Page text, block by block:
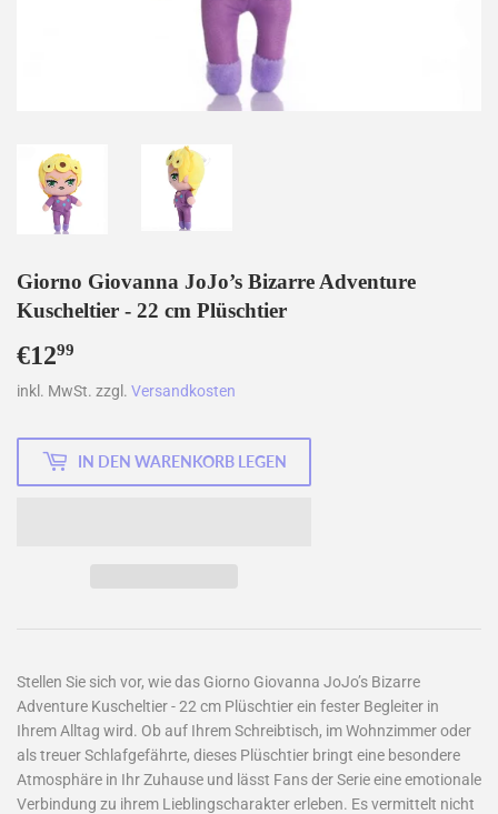
Giorno Giovanna JoJo’s Bizarre Adventure
Kuscheltier - 22 cm Plüschtier
€1299
inkl. MwSt. zzgl. Versandkosten
IN DEN WARENKORB LEGEN
Stellen Sie sich vor, wie das Giorno Giovanna JoJo’s Bizarre
Adventure Kuscheltier - 22 cm Plüschtier ein fester Begleiter in
Ihrem Alltag wird. Ob auf Ihrem Schreibtisch, im Wohnzimmer oder
als treuer Schlafgefährte, dieses Plüschtier bringt eine besondere
Atmosphäre in Ihr Zuhause und lässt Fans der Serie eine emotionale
Verbindung zu ihrem Lieblingscharakter erleben. Es vermittelt nicht